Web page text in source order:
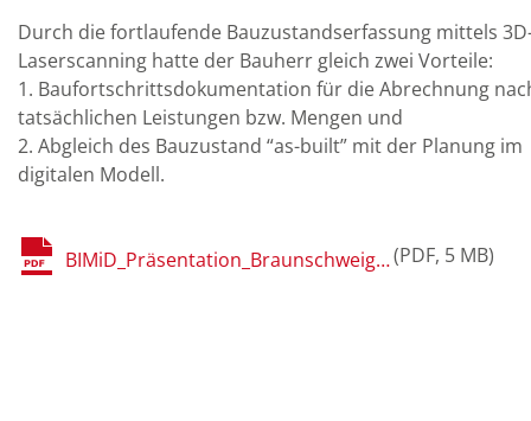
Durch die fortlaufende Bauzustandserfassung mittels
Laserscanning hatte der Bauherr gleich zwei Vorteile:
1. Baufortschrittsdokumentation für die Abrechnung
tatsächlichen Leistungen bzw. Mengen und
2. Abgleich des Bauzustand “as-built” mit der Planung im
digitalen Modell.
BIMiD_Präsentation_Braunschweig_Burkert_Statusbericht.pdf PDF 5 MB